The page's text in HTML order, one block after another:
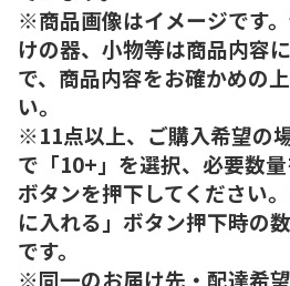
※商品画像はイメージです
けの器、小物等は商品内容
で、商品内容をお確かめの
い。
※11点以上、ご購入希望の
で「10+」を選択、必要数量
ボタンを押下してください
に入れる」ボタン押下時の
です。
※同一のお届け先・配達希